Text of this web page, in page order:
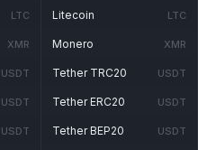
LTC
XMR
USDT
USDT
USDT
Litecoin LTC
Monero XMR
Tether TRC20 USDT
Tether ERC20 USDT
Tether BEP20 USDT